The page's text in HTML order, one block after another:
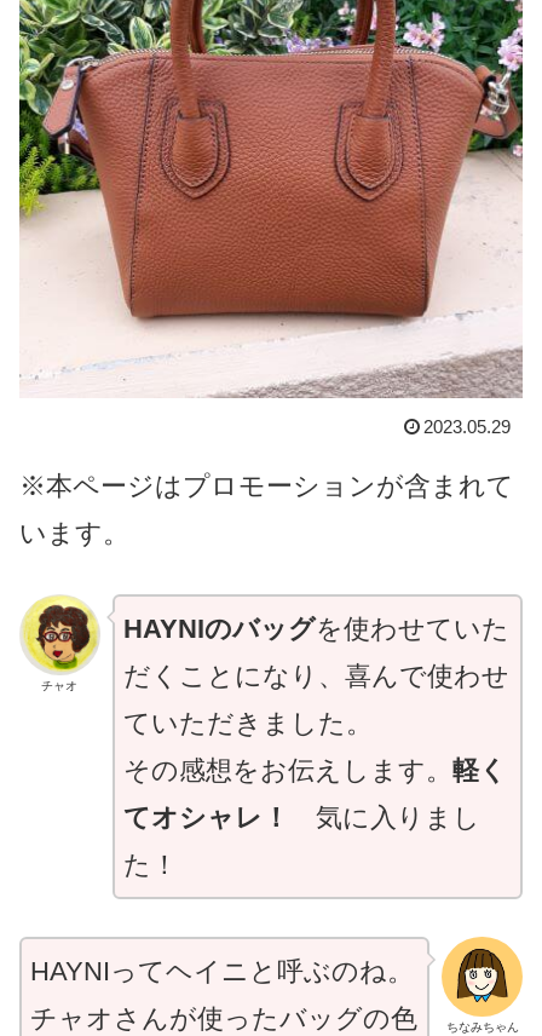
2023.05.29
※本ページはプロモーションが含まれて
います。
チャオ
HAYNIのバッグを使わせていた
だくことになり、喜んで使わせ
ていただきました。
その感想をお伝えします。 軽く
てオシャレ！
気に入りまし
た！
ちなみちゃん
HAYNIってヘイニと呼ぶのね。
チャオさんが使ったバッグの色